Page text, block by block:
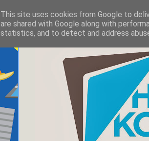
This site uses cookies from Google to
are shared with Google along with
statistics, and to detect and address